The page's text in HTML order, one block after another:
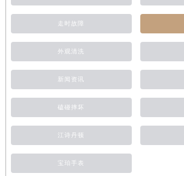
走时故障
外观清洗
新闻资讯
磕碰摔坏
江诗丹顿
宝珀手表